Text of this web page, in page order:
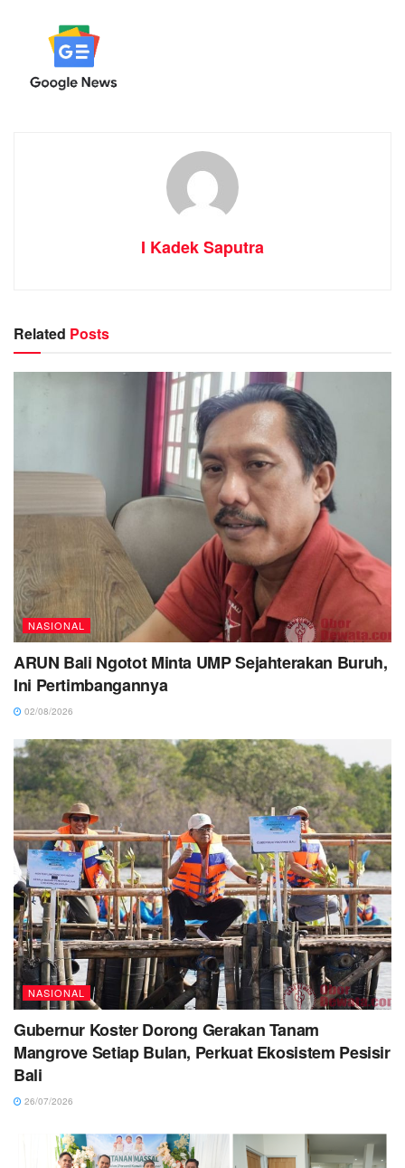
I Kadek Saputra
Related Posts
NASIONAL
ARUN Bali Ngotot Minta UMP Sejahterakan Buruh,
Ini Pertimbangannya
02/08/2026
NASIONAL
Gubernur Koster Dorong Gerakan Tanam
Mangrove Setiap Bulan, Perkuat Ekosistem Pesisir
Bali
26/07/2026